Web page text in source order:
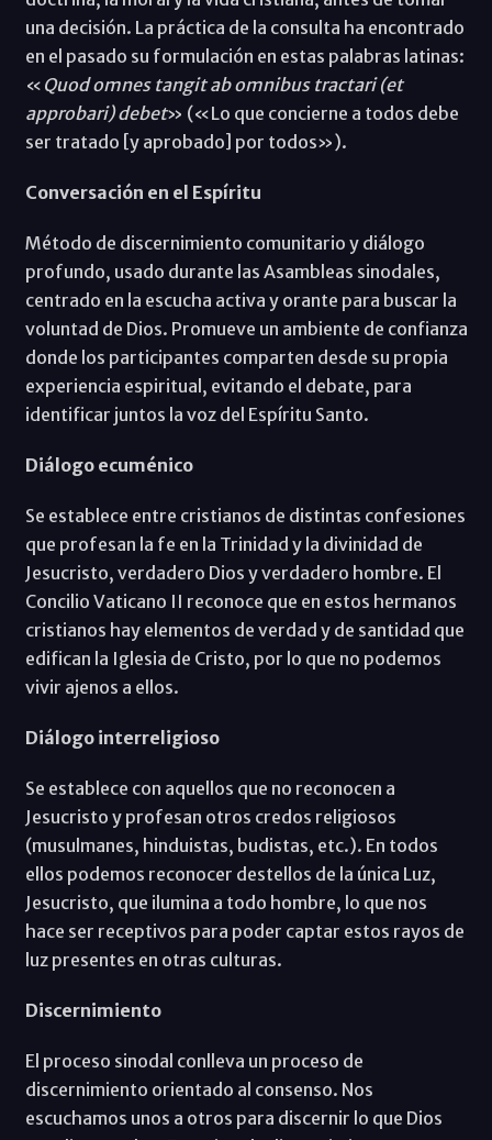
una decisión. La práctica de la consulta ha encontrado
en el pasado su formulación en estas palabras latinas:
« Quod omnes tangit ab omnibus tractari (et
approbari) debet» («Lo que concierne a todos debe
ser tratado [y aprobado] por todos»).
Conversación en el Espíritu
Método de discernimiento comunitario y diálogo
profundo, usado durante las Asambleas sinodales,
centrado en la escucha activa y orante para buscar la
voluntad de Dios. Promueve un ambiente de confianza
donde los participantes comparten desde su propia
experiencia espiritual, evitando el debate, para
identificar juntos la voz del Espíritu Santo.
Diálogo ecuménico
Se establece entre cristianos de distintas confesiones
que profesan la fe en la Trinidad y la divinidad de
Jesucristo, verdadero Dios y verdadero hombre. El
Concilio Vaticano II reconoce que en estos hermanos
cristianos hay elementos de verdad y de santidad que
edifican la Iglesia de Cristo, por lo que no podemos
vivir ajenos a ellos.
Diálogo interreligioso
Se establece con aquellos que no reconocen a
Jesucristo y profesan otros credos religiosos
(musulmanes, hinduistas, budistas, etc.). En todos
ellos podemos reconocer destellos de la única Luz,
Jesucristo, que ilumina a todo hombre, lo que nos
hace ser receptivos para poder captar estos rayos de
luz presentes en otras culturas.
Discernimiento
El proceso sinodal conlleva un proceso de
discernimiento orientado al consenso. Nos
escuchamos unos a otros para discernir lo que Dios